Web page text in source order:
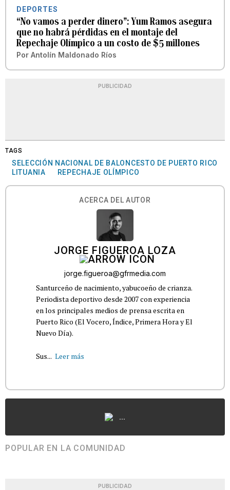
DEPORTES
“No vamos a perder dinero”: Yum Ramos asegura
que no habrá pérdidas en el montaje del
Repechaje Olímpico a un costo de $5 millones
Por Antolín Maldonado Ríos
PUBLICIDAD
TAGS
SELECCIÓN NACIONAL DE BALONCESTO DE PUERTO RICO
LITUANIA
REPECHAJE OLÍMPICO
ACERCA DEL AUTOR
JORGE FIGUEROA LOZA
jorge.figueroa@gfrmedia.com
Santurceño de nacimiento, yabucoeño de crianza.
Periodista deportivo desde 2007 con experiencia
en los principales medios de prensa escrita en
Puerto Rico (El Vocero, Índice, Primera Hora y El
Nuevo Día).
Sus... Leer más
...
POPULAR EN LA COMUNIDAD
PUBLICIDAD